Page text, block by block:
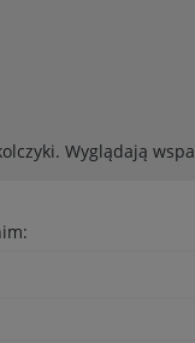
Wyglądają